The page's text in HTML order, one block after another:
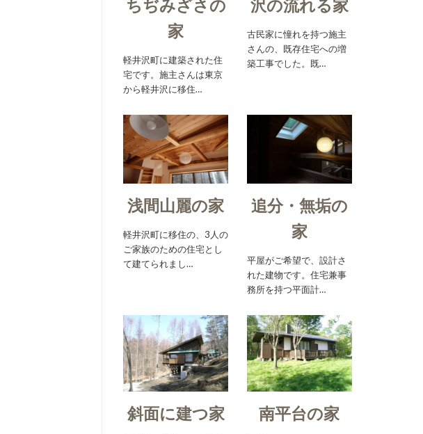
ちぢみざさの
家
軽井沢町に建築された住
宅です。施主さんは東京
から軽井沢に移住…
沢の流れる家
古民家に憧れを持つ施主
さんの、既存住宅への増
築工事でした。既…
浅間山麗の家
軽井沢町に移住の、3人の
ご家族のための住宅とし
て建てられまし…
追分・無垢の
家
平屋がご希望で、設計さ
れた建物です。住宅兼事
務所を持つ平面計…
斜面に建つ家 南平台の家